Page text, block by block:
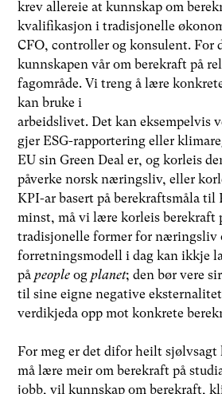
krev allereie at kunnskap om
kvalifikasjon i tradisjonelle
CFO, controller og konsulent. For
kunnskapen vår om berekraft på
fagområde. Vi treng å lære
kan bruke i
arbeidslivet. Det kan eksempelvis
gjer ESG-rapportering eller
EU sin Green Deal er, og korleis
påverke norsk næringsliv, eller
KPI-ar basert på berekraftsmåla til
minst, må vi lære korleis berekraft
tradisjonelle former for næringsliv
forretningsmodell i dag kan ikkje
påpeople ogplanet; den bør vere
til sine eigne negative
verdikjeda opp mot konkrete
For meg er det difor heilt
må lære meir om berekraft på
jobb, vil kunnskap om berekraft,